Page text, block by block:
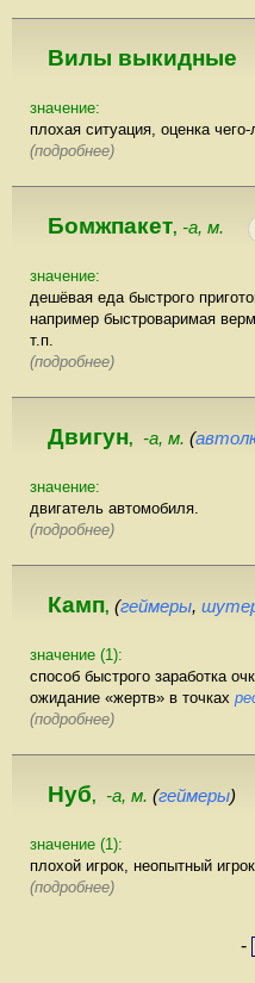
Вилы выкидные
значение:
плохая ситуация, оценка чего-
(подробнее)
Бомжпакет, -а, м.
значение:
дешёвая еда быстрого
например быстроваримая
т.п.
(подробнее)
Двигун, -а, м. (
значение:
двигатель автомобиля.
(подробнее)
Камп, (геймеры,
значение (1):
способ быстрого заработка
ожидание «жертв» в точках
(подробнее)
Нуб, -а, м. (геймеры)
значение (1):
плохой игрок, неопытный
(подробнее)
-